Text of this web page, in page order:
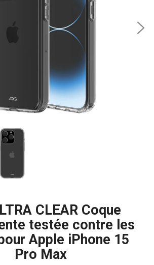
CLEAR Coque
testée contre les
Apple iPhone 15
Pro Max